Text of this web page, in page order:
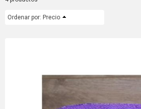
Ordenar por: Precio